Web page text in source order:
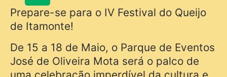
Prepare-se para o IV Festival do Queijo
de Itamonte!
De 15 a 18 de Maio, o Parque de Eventos
José de Oliveira Mota será o palco de